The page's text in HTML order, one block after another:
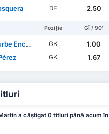
DF 2.50
Poziție GÎ / 90'
Encabo GK
1.00
GK 1.67
a câștigat 0 titluri până acum în